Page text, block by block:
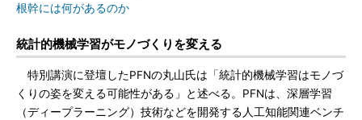
根幹には何があるのか
統計的機械学習がモノづくりを変える
特別講演に登壇したPFNの丸山氏は「統計的機械学習はモノづ
くりの姿を変える可能性がある」と述べる。PFNは、深層学習
（ディープラーニング）技術などを開発する人工知能関連ベンチ